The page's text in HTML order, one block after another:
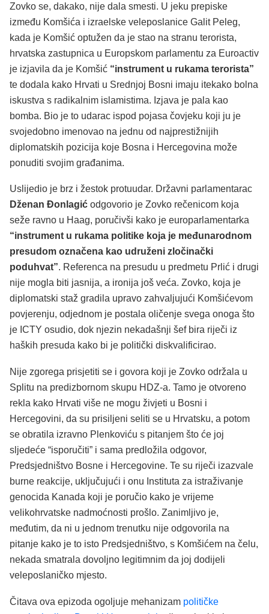
Zovko se, dakako, nije dala smesti. U jeku prepiske
između Komšića i izraelske veleposlanice Galit Peleg,
kada je Komšić optužen da je stao na stranu terorista,
hrvatska zastupnica u Europskom parlamentu za Euroactiv
je izjavila da je Komšić “instrument u rukama terorista”
te dodala kako Hrvati u Srednjoj Bosni imaju itekako bolna
iskustva s radikalnim islamistima. Izjava je pala kao
bomba. Bio je to udarac ispod pojasa čovjeku koji ju je
svojedobno imenovao na jednu od najprestižnijih
diplomatskih pozicija koje Bosna i Hercegovina može
ponuditi svojim građanima.
Uslijedio je brz i žestok protuudar. Državni parlamentarac
Dženan Đonlagić odgovorio je Zovko rečenicom koja
seže ravno u Haag, poručivši kako je europarlamentarka
“instrument u rukama politike koja je međunarodnom
presudom označena kao udruženi zločinački
poduhvat”. Referenca na presudu u predmetu Prlić i drugi
nije mogla biti jasnija, a ironija još veća. Zovko, koja je
diplomatski staž gradila upravo zahvaljujući Komšićevom
povjerenju, odjednom je postala oličenje svega onoga što
je ICTY osudio, dok njezin nekadašnji šef bira riječi iz
haških presuda kako bi je politički diskvalificirao.
Nije zgorega prisjetiti se i govora koji je Zovko održala u
Splitu na predizbornom skupu HDZ-a. Tamo je otvoreno
rekla kako Hrvati više ne mogu živjeti u Bosni i
Hercegovini, da su prisiljeni seliti se u Hrvatsku, a potom
se obratila izravno Plenkoviću s pitanjem što će joj
sljedeće “isporučiti” i sama predložila odgovor,
Predsjedništvo Bosne i Hercegovine. Te su riječi izazvale
burne reakcije, uključujući i onu Instituta za istraživanje
genocida Kanada koji je poručio kako je vrijeme
velikohrvatske nadmoćnosti prošlo. Zanimljivo je,
međutim, da ni u jednom trenutku nije odgovorila na
pitanje kako je to isto Predsjedništvo, s Komšićem na čelu,
nekada smatrala dovoljno legitimnim da joj dodijeli
veleposlaničko mjesto.
Čitava ova epizoda ogoljuje mehanizam političke